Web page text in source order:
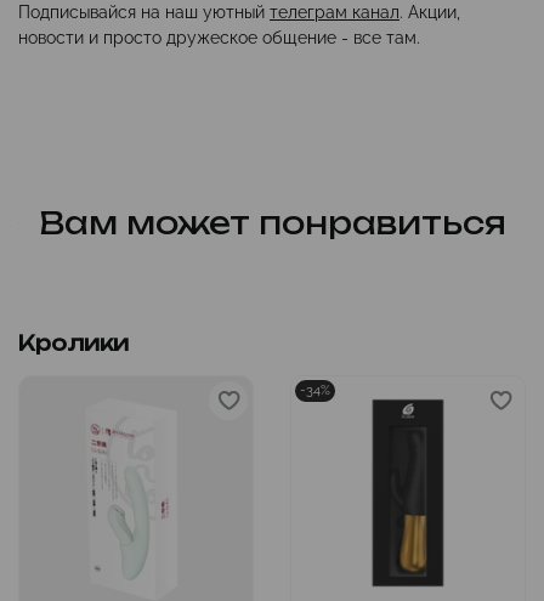
Подписывайся на наш уютный телеграм канал. Акции,
новости и просто дружеское общение - все там.
Вам может понравиться
Кролики
-34%